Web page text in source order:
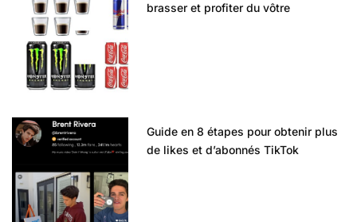
brasser et profiter du vôtre
Guide en 8 étapes pour obtenir plus
de likes et d’abonnés TikTok